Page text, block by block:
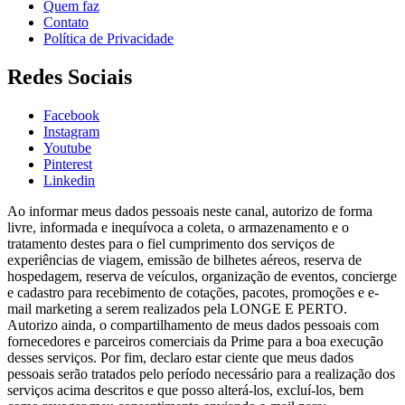
Quem faz
Contato
Política de Privacidade
Redes Sociais
Facebook
Instagram
Youtube
Pinterest
Linkedin
Ao informar meus dados pessoais neste canal, autorizo de forma
livre, informada e inequívoca a coleta, o armazenamento e o
tratamento destes para o fiel cumprimento dos serviços de
experiências de viagem, emissão de bilhetes aéreos, reserva de
hospedagem, reserva de veículos, organização de eventos, concierge
e cadastro para recebimento de cotações, pacotes, promoções e e-
mail marketing a serem realizados pela LONGE E PERTO.
Autorizo ainda, o compartilhamento de meus dados pessoais com
fornecedores e parceiros comerciais da Prime para a boa execução
desses serviços. Por fim, declaro estar ciente que meus dados
pessoais serão tratados pelo período necessário para a realização dos
serviços acima descritos e que posso alterá-los, excluí-los, bem